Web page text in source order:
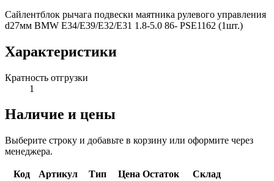
Сайлентблок рычага подвески маятника рулевого управления
d27мм BMW E34/E39/E32/E31 1.8-5.0 86- PSE1162 (1шт.)
Характеристики
Кратность отгрузки
1
Наличие и цены
Выберите строку и добавьте в корзину или оформите через
менеджера.
Код Артикул Тип Цена Остаток
Склад